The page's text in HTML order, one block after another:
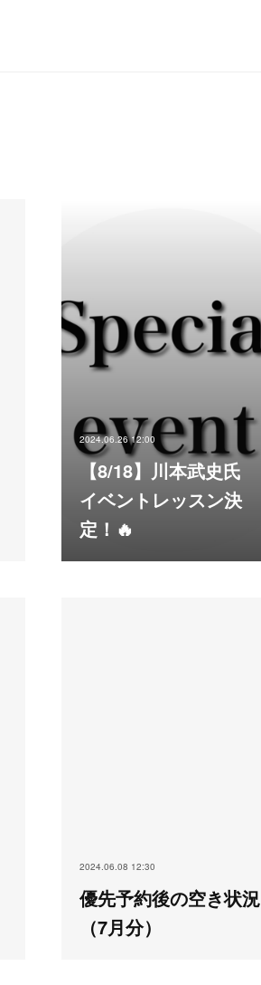
2024.06.26 12:00
【8/18】川本武史氏
イベントレッスン決
定！🔥
2024.06.08 12:30
優先予約後の空き状況
（7月分）